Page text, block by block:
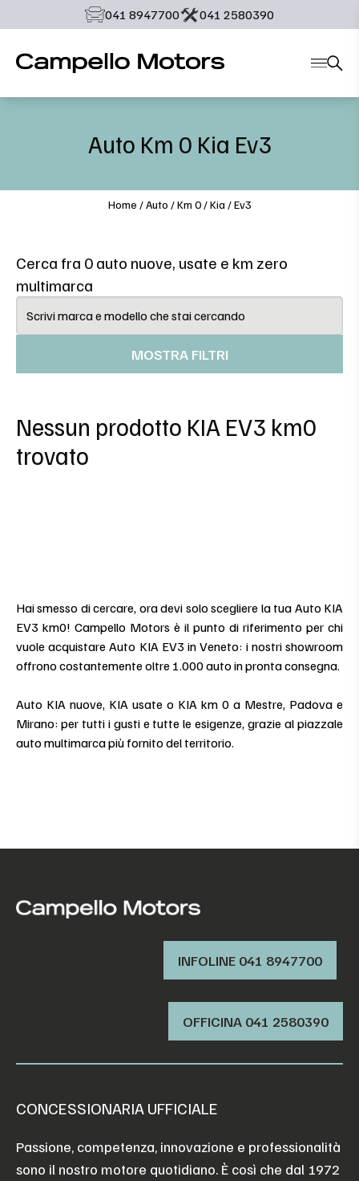
‭041 8947700‬ ‭041 2580390‬
Auto Km 0 Kia Ev3
Home /Auto /Km 0/Kia /Ev3
Cerca fra 0 auto nuove, usate e km zero
multimarca
MOSTRA FILTRI
Nessun prodotto KIA EV3 km0
trovato
Hai smesso di cercare, ora devi solo scegliere la tua Auto KIA
EV3 km0! Campello Motors è il punto di riferimento per chi
vuole acquistare Auto KIA EV3 in Veneto: i nostri showroom
offrono costantemente oltre 1.000 auto in pronta consegna.
Auto KIA nuove, KIA usate o KIA km 0 a Mestre, Padova e
Mirano: per tutti i gusti e tutte le esigenze, grazie al piazzale
auto multimarca più fornito del territorio.
INFOLINE 041 8947700
OFFICINA ‭041 2580390‬
CONCESSIONARIA UFFICIALE
Passione, competenza, innovazione e professionalità
sono il nostro motore quotidiano. È così che dal 1972